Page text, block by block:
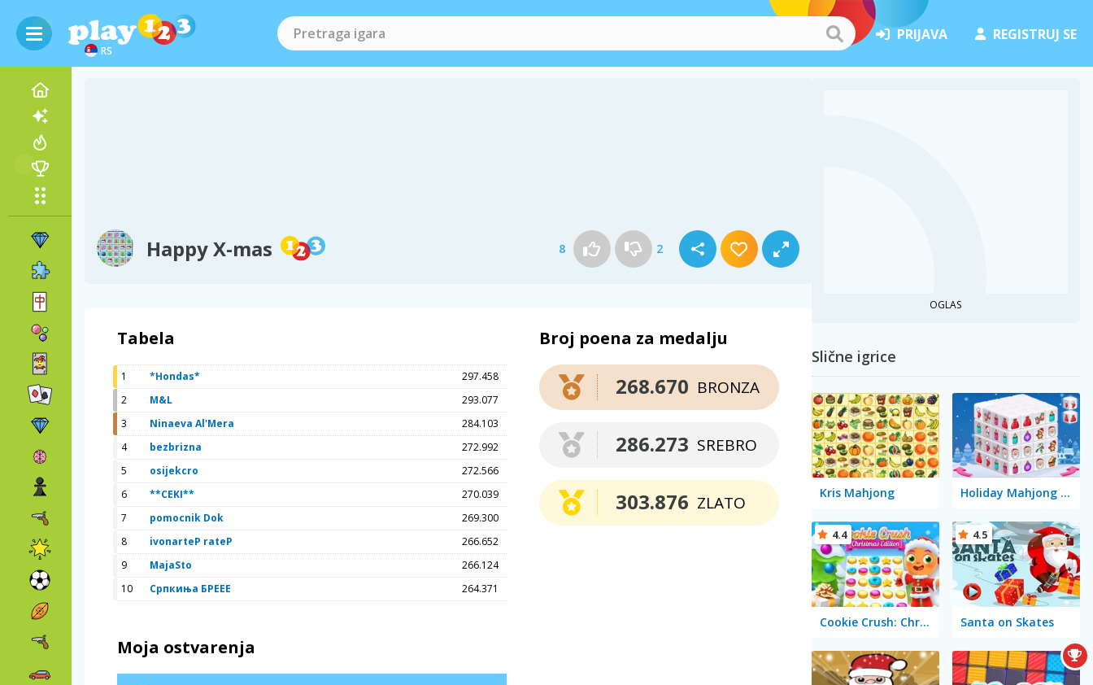
RS
PRIJAVA REGISTRUJ SE
Happy X-mas 8 2
Tabela
1 *Hondas*
297.458
2
M&L
293.077
3
Ninaeva Al'Mera
284.103
4
bezbrizna
272.992
5
osijekcro
272.566
6
**CEKI**
270.039
7
pomocnik Dok
269.300
8
ivonarteP rateP
266.652
9
MajaSto
266.124
10
Српкиња БРЕЕЕ 264.371
Moja ostvarenja
Broj poena za medalju
BRONZA
268.670
SREBRO
286.273
ZLATO
303.876
OGLAS
Slične igrice
Kris Mahjong Holiday Mahjong Dimensions
Cookie Crush: Christmas Edition
4.4
Santa on Skates
4.5